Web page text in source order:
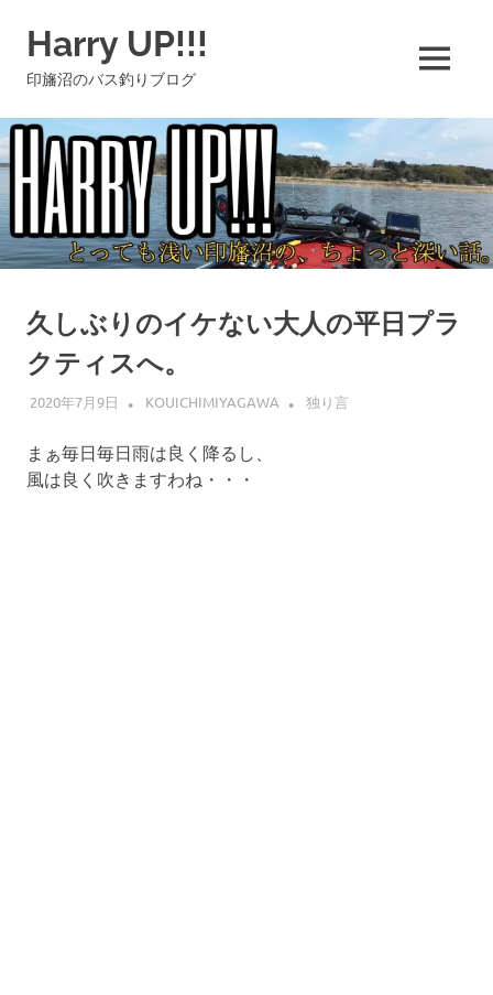
ツ
へ
ス
キ
ッ
プ
Harry UP!!!
印旛沼のバス釣りブログ MENU
久しぶりのイケない大人の平日プラ
クティスへ。
2020年7月9日 KOUICHIMIYAGAWA 独り言
まぁ毎日毎日雨は良く降るし、
風は良く吹きますわね・・・